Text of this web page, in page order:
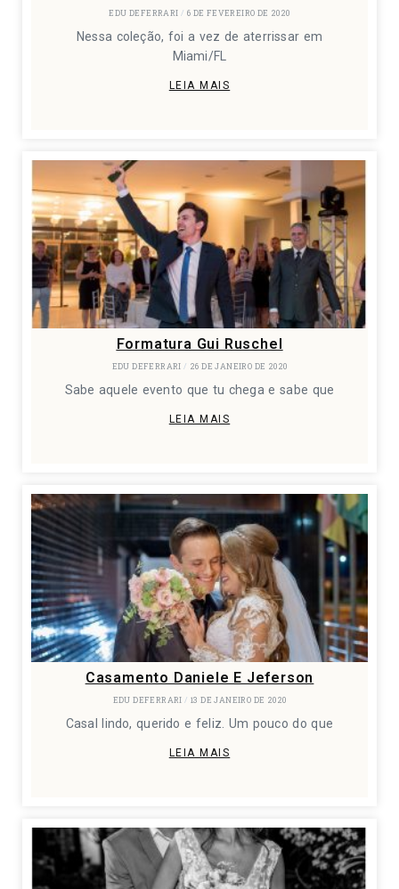
EDU DEFERRARI 6 DE FEVEREIRO DE 2020
Nessa coleção, foi a vez de aterrissar em
Miami/FL
LEIA MAIS
Formatura Gui Ruschel
EDU DEFERRARI 26 DE JANEIRO DE 2020
Sabe aquele evento que tu chega e sabe que
LEIA MAIS
Casamento Daniele E Jeferson
EDU DEFERRARI 13 DE JANEIRO DE 2020
Casal lindo, querido e feliz. Um pouco do que
LEIA MAIS